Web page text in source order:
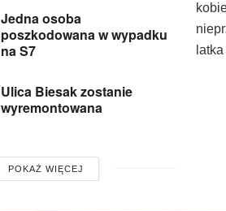
Jedna osoba
poszkodowana w wypadku
na S7
Ulica Biesak zostanie
wyremontowana
POKAŻ WIĘCEJ